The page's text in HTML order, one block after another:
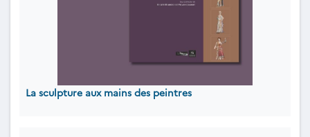
La sculpture aux mains des peintres